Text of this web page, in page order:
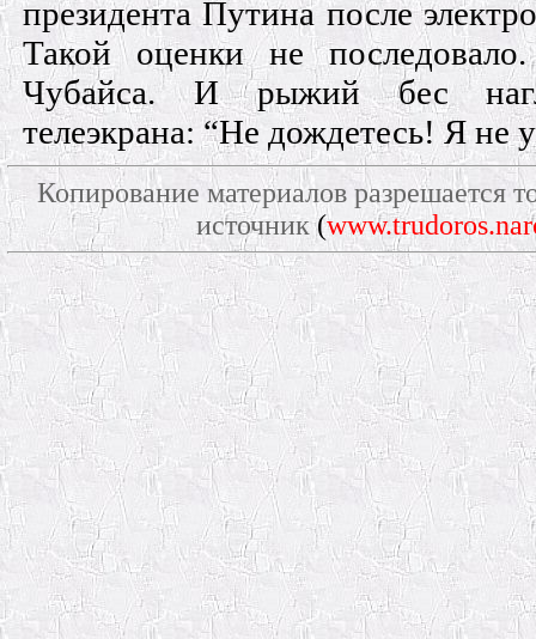
президента Путина после
Такой оценки не
Чубайса. И рыжий бес
телеэкрана: “Не дождетесь! Я не
Копирование материалов разрешается
источник(